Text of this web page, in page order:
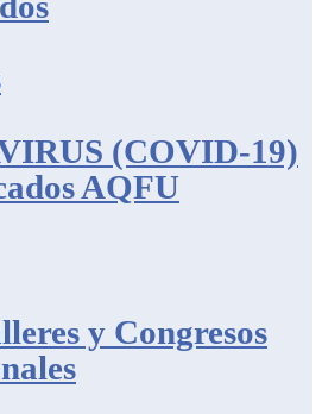
(COVID-19)
AQFU
y Congresos